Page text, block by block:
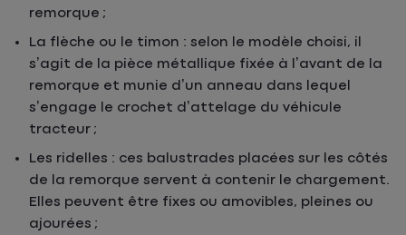
remorque ;
La flèche ou le timon : selon le modèle choisi, il
s’agit de la pièce métallique fixée à l’avant de la
remorque et munie d’un anneau dans lequel
s’engage le crochet d’attelage du véhicule
tracteur ;
Les ridelles : ces balustrades placées sur les côtés
de la remorque servent à contenir le chargement.
Elles peuvent être fixes ou amovibles, pleines ou
ajourées ;